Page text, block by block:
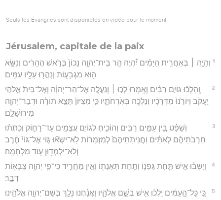
Seuls les Évangiles sont disponibles en vidéo pour le moment.
Jérusalem, capitale de la paix
1 וְהָיָ֣ה ׀ בְּאַחֲרִ֣ית הַיָּמִ֗ים יִ֠הְיֶה הַ֣ר בֵּית־יְהוָ֤ה נָכוֹן֙ בְּרֹ֣אשׁ הֶהָרִ֔ים וְנִשָּׂ֥א
ה֖וּא מִגְּבָע֑וֹת וְנָהֲר֥וּ עָלָ֖יו עַמִּֽים׃
2
וְֽהָלְכ֞וּ גּוֹיִ֣ם רַבִּ֗ים וְאָֽמְרוּ֙ לְכ֣וּ ׀ וְנַעֲלֶ֣ה אֶל־הַר־יְהוָ֗ה וְאֶל־בֵּית֙ אֱלֹהֵ֣י
יַעֲקֹ֔ב וְיוֹרֵ֙נוּ֙ מִדְּרָכָ֔יו וְנֵלְכָ֖ה בְּאֹֽרְחֹתָ֑יו כִּ֤י מִצִּיּוֹן֙ תֵּצֵ֣א תוֹרָ֔ה וּדְבַר־יְהוָ֖ה
מִירוּשָׁלִָֽם׃
3
וְשָׁפַ֗ט בֵּ֚ין עַמִּ֣ים רַבִּ֔ים וְהוֹכִ֛יחַ לְגוֹיִ֥ם עֲצֻמִ֖ים עַד־רָח֑וֹק וְכִתְּת֨וּ
חַרְבֹתֵיהֶ֜ם לְאִתִּ֗ים וַחֲנִיתֹֽתֵיהֶם֙ לְמַזְמֵר֔וֹת לֹֽא־יִשְׂא֞וּ גּ֤וֹי אֶל־גּוֹי֙ חֶ֔רֶב
וְלֹא־יִלְמְד֥וּן ע֖וֹד מִלְחָמָֽה׃
4
וְיָשְׁב֗וּ אִ֣ישׁ תַּ֧חַת גַּפְנ֛וֹ וְתַ֥חַת תְּאֵנָת֖וֹ וְאֵ֣ין מַחֲרִ֑יד כִּי־פִ֛י יְהוָ֥ה צְבָא֖וֹת
דִּבֵּֽר׃
5
כִּ֚י כָּל־הָ֣עַמִּ֔ים יֵלְכ֕וּ אִ֖ישׁ בְּשֵׁ֣ם אֱלֹהָ֑יו וַאֲנַ֗חְנוּ נֵלֵ֛ךְ בְּשֵׁם־יְהוָ֥ה אֱלֹהֵ֖ינוּ